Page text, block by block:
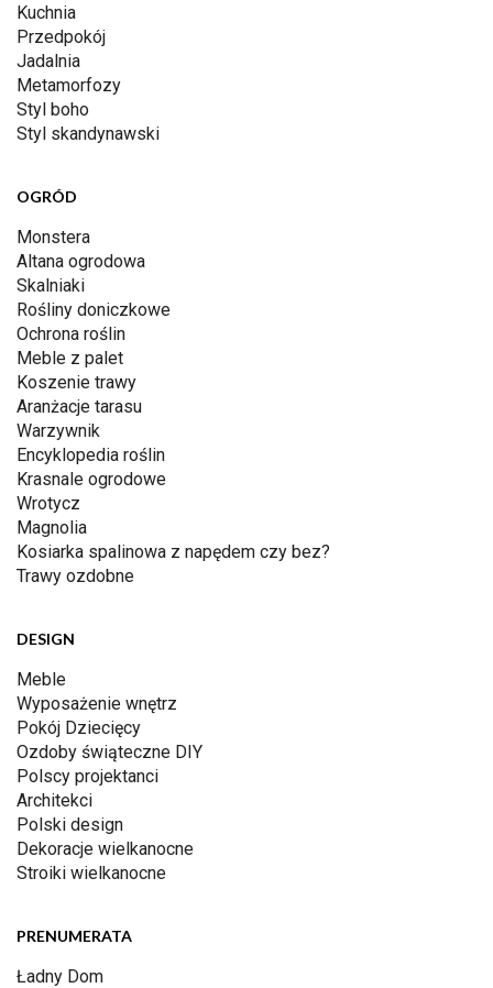
Kuchnia
Przedpokój
Jadalnia
Metamorfozy
Styl boho
Styl skandynawski
OGRÓD
Monstera
Altana ogrodowa
Skalniaki
Rośliny doniczkowe
Ochrona roślin
Meble z palet
Koszenie trawy
Aranżacje tarasu
Warzywnik
Encyklopedia roślin
Krasnale ogrodowe
Wrotycz
Magnolia
Kosiarka spalinowa z napędem czy bez?
Trawy ozdobne
DESIGN
Meble
Wyposażenie wnętrz
Pokój Dziecięcy
Ozdoby świąteczne DIY
Polscy projektanci
Architekci
Polski design
Dekoracje wielkanocne
Stroiki wielkanocne
PRENUMERATA
Ładny Dom